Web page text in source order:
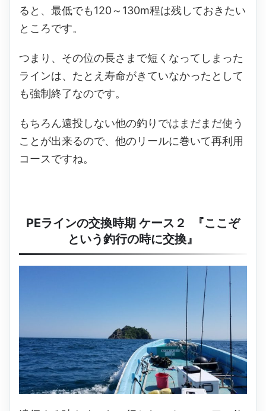
ると、最低でも120～130m程は残しておきたい
ところです。
つまり、その位の長さまで短くなってしまった
ラインは、たとえ寿命がきていなかったとして
も強制終了なのです。
もちろん遠投しない他の釣りではまだまだ使う
ことが出来るので、他のリールに巻いて再利用
コースですね。
PEラインの交換時期 ケース２ 『ここぞ
という釣行の時に交換』